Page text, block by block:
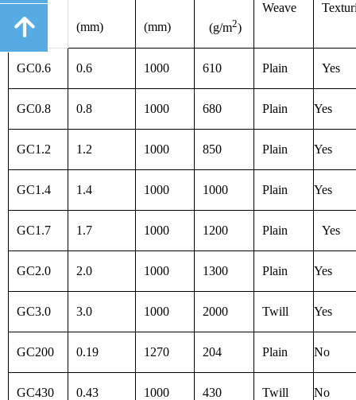
Type
(mm) (mm) (g/m2)
Weave
GC0.6 0.6 1000 610 Plain Yes
GC0.8 0.8 1000 680 Plain Yes
GC1.2 1.2 1000 850 Plain Yes
GC1.4 1.4 1000 1000 Plain Yes
GC1.7 1.7 1000 1200 Plain Yes
GC2.0 2.0 1000 1300 Plain Yes
GC3.0 3.0 1000 2000 Twill Yes
GC200 0.19 1270 204 Plain No
GC430 0.43 1000 430 Twill No
녕